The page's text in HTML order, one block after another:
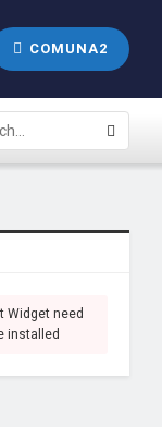
COMUNA2
Widget need
installed